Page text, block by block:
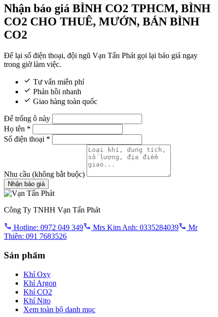
Nhận báo giá BÌNH CO2 TPHCM, BÌNH
CO2 CHO THUÊ, MƯỚN, BÁN BÌNH
CO2
Để lại số điện thoại, đội ngũ Vạn Tấn Phát gọi lại báo giá ngay
trong giờ làm việc.
Tư vấn miễn phí
Phản hồi nhanh
Giao hàng toàn quốc
Để trống ô này
Họ tên *
Số điện thoại *
Nhu cầu (không bắt buộc)
Nhận báo giá
Công Ty TNHH Vạn Tấn Phát
Hotline: 0972 049 349 Mrs Kim Anh: 0335284039
Mr
Thiên: 091 7683526
Sản phẩm
Khí Oxy
Khí Argon
Khí CO2
Khí Nito
Xem toàn bộ danh mục